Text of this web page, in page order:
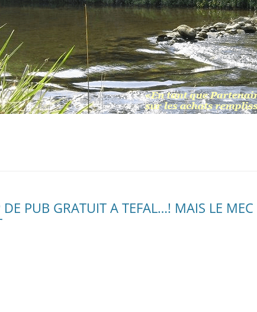
PUB GRATUIT A TEFAL…! MAIS LE MEC